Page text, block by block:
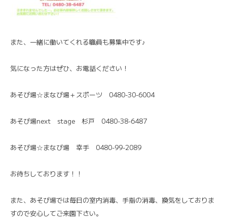
また、一緒に働いてくれる職員も募集中です♪
気になった方はぜひ、お電話ください！
あそび場☆まなび場＋スポーツ 0480-30-6004
あそび場next stage 杉戸 0480-38-6487
あそび場☆まなび場 幸手 0480-99-2089
お待ちしております！！
また、あそび場では毎日の室内消毒、手指の消毒、換気をしておりま
すので安心してご来園下さい。